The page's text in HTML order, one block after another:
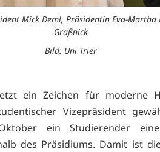
Mick Deml, Präsidentin Eva-
Graßnick
Bild: Uni Trier
ein Zeichen für moderne
Vizepräsident
ein Studierender
des Präsidiums. Damit ist